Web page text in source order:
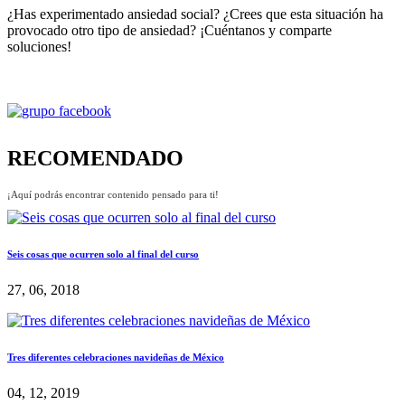
¿Has experimentado ansiedad social? ¿Crees que esta situación ha
provocado otro tipo de ansiedad? ¡Cuéntanos y comparte
soluciones!
RECOMENDADO
¡Aquí podrás encontrar contenido pensado para ti!
Seis cosas que ocurren solo al final del curso
27, 06, 2018
Tres diferentes celebraciones navideñas de México
04, 12, 2019